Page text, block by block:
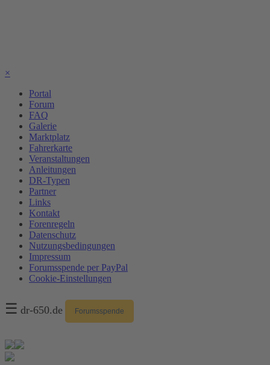
×
Portal
Forum
FAQ
Galerie
Marktplatz
Fahrerkarte
Veranstaltungen
Anleitungen
DR-Typen
Partner
Links
Kontakt
Forenregeln
Datenschutz
Nutzungsbedingungen
Impressum
Forumsspende per PayPal
Cookie-Einstellungen
☰ dr-650.de Forumsspende